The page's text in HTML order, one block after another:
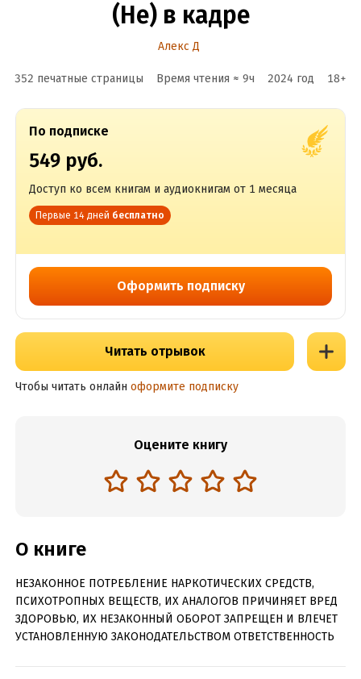
(Не) в кадре
Алекс Д
352 печатные страницы Время чтения ≈ 9ч 2024 год 18+
По подписке
549 руб.
Доступ ко всем книгам и аудиокнигам от 1 месяца
Первые 14 дней бесплатно
Оформить подписку
Читать отрывок
Чтобы читать онлайн оформите подписку
Оцените книгу
О книге
НЕЗАКОННОЕ ПОТРЕБЛЕНИЕ НАРКОТИЧЕСКИХ СРЕДСТВ,
ПСИХОТРОПНЫХ ВЕЩЕСТВ, ИХ АНАЛОГОВ ПРИЧИНЯЕТ ВРЕД
ЗДОРОВЬЮ, ИХ НЕЗАКОННЫЙ ОБОРОТ ЗАПРЕЩЕН И ВЛЕЧЕТ
УСТАНОВЛЕННУЮ ЗАКОНОДАТЕЛЬСТВОМ ОТВЕТСТВЕННОСТЬ